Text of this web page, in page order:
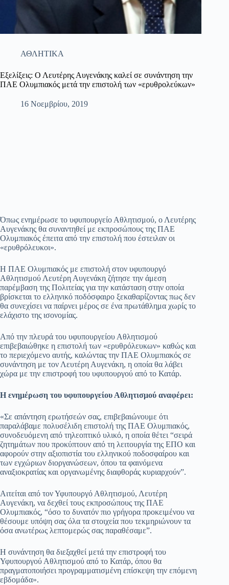
ΑΘΛΗΤΙΚΑ
Εξελίξεις: Ο Λευτέρης Αυγενάκης καλεί σε συνάντηση την
ΠΑΕ Ολυμπιακός μετά την επιστολή των «ερυθρολεύκων»
16 Νοεμβρίου, 2019
Όπως ενημέρωσε το υφυπουργείο Αθλητισμού, ο Λευτέρης
Αυγενάκης θα συναντηθεί με εκπροσώπους της ΠΑΕ
Ολυμπιακός έπειτα από την επιστολή που έστειλαν οι
«ερυθρόλευκοι».
Η ΠΑΕ Ολυμπιακός με επιστολή στον υφυπουργό
Αθλητισμού Λευτέρη Αυγενάκη ζήτησε την άμεση
παρέμβαση της Πολιτείας για την κατάσταση στην οποία
βρίσκεται το ελληνικό ποδόσφαιρο ξεκαθαρίζοντας πως δεν
θα συνεχίσει να παίρνει μέρος σε ένα πρωτάθλημα χωρίς το
ελάχιστο της ισονομίας.
Από την πλευρά του υφυπουργείου Αθλητισμού
επιβεβαιώθηκε η επιστολή των «ερυθρόλευκων» καθώς και
το περιεχόμενο αυτής, καλώντας την ΠΑΕ Ολυμπιακός σε
συνάντηση με τον Λευτέρη Αυγενάκη, η οποία θα λάβει
χώρα με την επιστροφή του υφυπουργού από το Κατάρ.
Η ενημέρωση του υφυπουργείου Αθλητισμού αναφέρει:
«Σε απάντηση ερωτήσεών σας, επιβεβαιώνουμε ότι
παραλάβαμε πολυσέλιδη επιστολή της ΠΑΕ Ολυμπιακός,
συνοδευόμενη από τηλεοπτικό υλικό, η οποία θέτει “σειρά
ζητημάτων που προκύπτουν από τη λειτουργία της ΕΠΟ και
αφορούν στην αξιοπιστία του ελληνικού ποδοσφαίρου και
των εγχώριων διοργανώσεων, όπου τα φαινόμενα
αναξιοκρατίας και οργανωμένης διαφθοράς κυριαρχούν”.
Αιτείται από τον Υφυπουργό Αθλητισμού, Λευτέρη
Αυγενάκη, να δεχθεί τους εκπροσώπους της ΠΑΕ
Ολυμπιακός, “όσο το δυνατόν πιο γρήγορα προκειμένου να
θέσουμε υπόψη σας όλα τα στοιχεία που τεκμηριώνουν τα
όσα ανωτέρως λεπτομερώς σας παραθέσαμε”.
Η συνάντηση θα διεξαχθεί μετά την επιστροφή του
Υφυπουργού Αθλητισμού από το Κατάρ, όπου θα
πραγματοποιήσει προγραμματισμένη επίσκεψη την επόμενη
εβδομάδα».